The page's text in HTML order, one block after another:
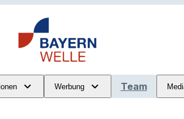
Werbung Team